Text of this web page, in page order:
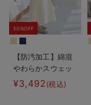
30%OFF
【防汚加工】綿混
やわらかスウェッ
ト半袖ティアード
ネグリジェ マタ
¥3,492 (税込)